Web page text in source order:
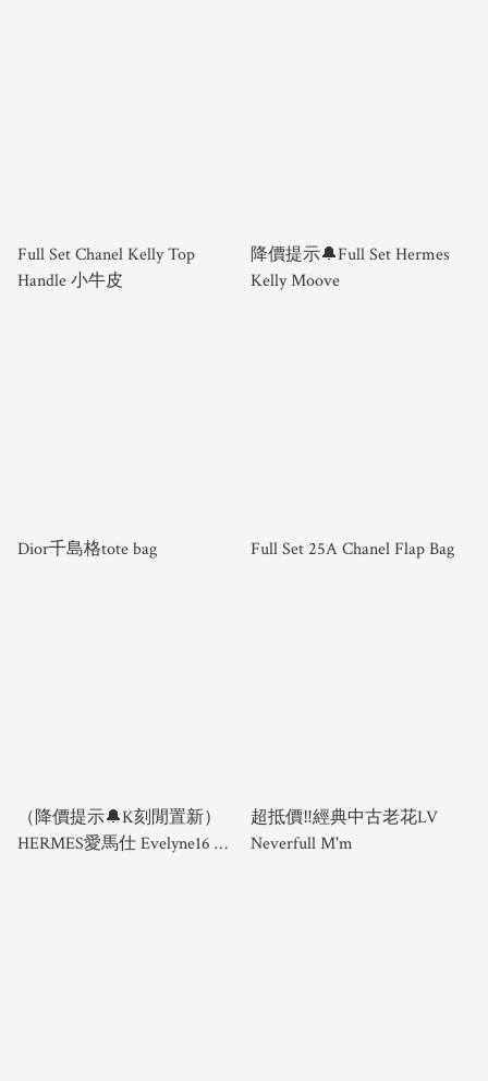
Full Set Chanel Kelly Top
Handle 小牛皮
降價提示🔔Full Set Hermes
Kelly Moove
Dior千島格tote bag Full Set 25A Chanel Flap Bag
（降價提示🔔K刻閒置新）
HERMES愛馬仕 Evelyne16 伊
超抵價‼️經典中古老花LV
Neverfull M'm